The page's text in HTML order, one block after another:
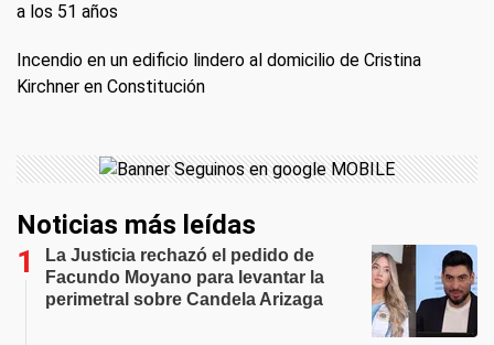
a los 51 años
Incendio en un edificio lindero al domicilio de Cristina
Kirchner en Constitución
Noticias más leídas
La Justicia rechazó el pedido de
Facundo Moyano para levantar la
perimetral sobre Candela Arizaga